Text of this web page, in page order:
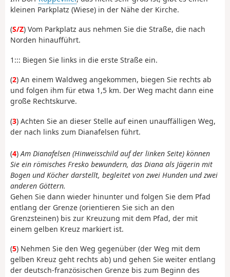
kleinen Parkplatz (Wiese) in der Nähe der Kirche.
(S/Z) Vom Parkplatz aus nehmen Sie die Straße, die nach
Norden hinaufführt.
1::: Biegen Sie links in die erste Straße ein.
(2) An einem Waldweg angekommen, biegen Sie rechts ab
und folgen ihm für etwa 1,5 km. Der Weg macht dann eine
große Rechtskurve.
(3) Achten Sie an dieser Stelle auf einen unauffälligen Weg,
der nach links zum Dianafelsen führt.
(4)Am Dianafelsen (Hinweisschild auf der linken Seite) können
Sie ein römisches Fresko bewundern, das Diana als Jägerin mit
Bogen und Köcher darstellt, begleitet von zwei Hunden und zwei
anderen Göttern.
Gehen Sie dann wieder hinunter und folgen Sie dem Pfad
entlang der Grenze (orientieren Sie sich an den
Grenzsteinen) bis zur Kreuzung mit dem Pfad, der mit
einem gelben Kreuz markiert ist.
(5) Nehmen Sie den Weg gegenüber (der Weg mit dem
gelben Kreuz geht rechts ab) und gehen Sie weiter entlang
der deutsch-französischen Grenze bis zum Beginn des